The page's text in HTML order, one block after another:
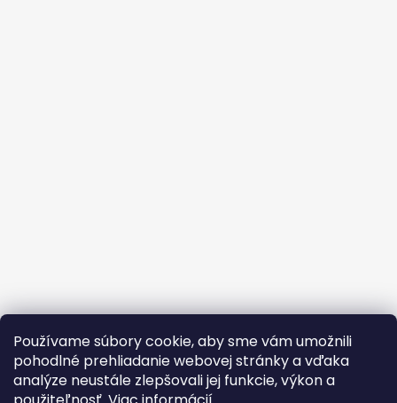
Používame súbory cookie, aby sme vám umožnili
pohodlné prehliadanie webovej stránky a vďaka
analýze neustále zlepšovali jej funkcie, výkon a